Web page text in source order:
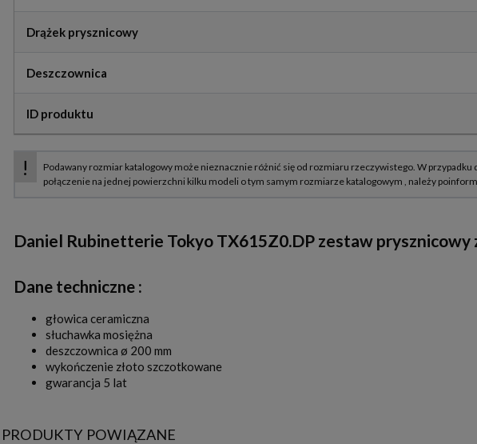
Drążek prysznicowy
Deszczownica
ID produktu
Daniel Rubinetterie Tokyo TX615Z0.DP zestaw prysznicowy
Dane techniczne :
głowica ceramiczna
słuchawka mosiężna
deszczownica ø 200 mm
wykończenie złoto szczotkowane
gwarancja 5 lat
PRODUKTY POWIĄZANE